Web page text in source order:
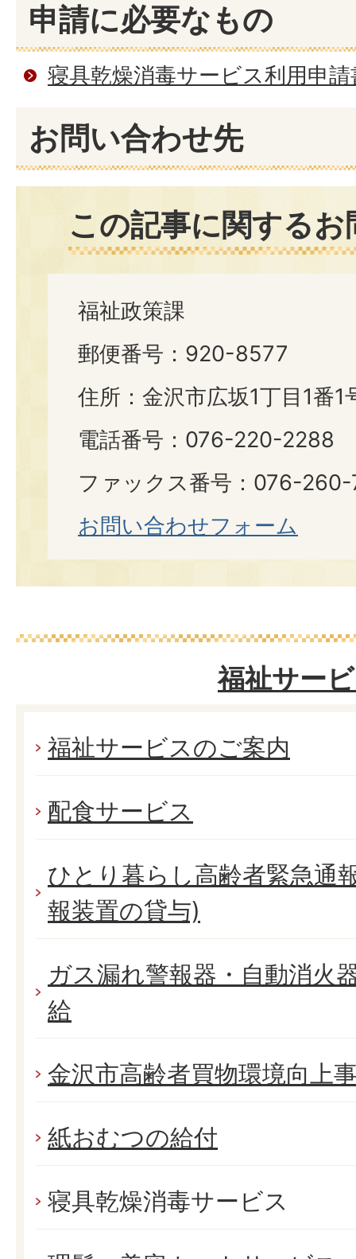
申請に必要なもの
寝具乾燥消毒サービス利用申請
お問い合わせ先
この記事に関する
福祉政策課
郵便番号：920-8577
住所：金沢市広坂1丁目1番1
電話番号：076-220-2288
ファックス番号：076-
お問い合わせフォーム
福祉サー
福祉サービスのご案内
配食サービス
ひとり暮らし高齢者緊急通
報装置の貸与)
ガス漏れ警報器・自動消火
給
金沢市高齢者買物環境向上
紙おむつの給付
寝具乾燥消毒サービス